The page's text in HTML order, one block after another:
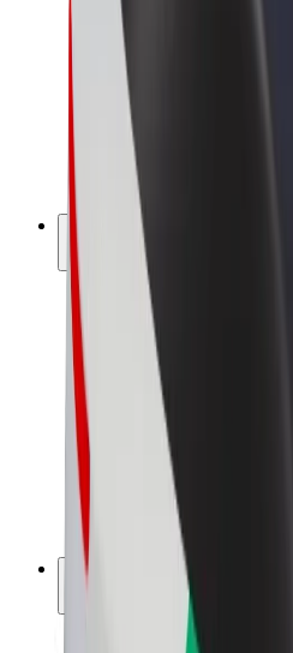
Bolt Food
Bolt Drive
Bolt for Business
El-sykler
Bolt Pluss
Tjen med Bolt
Sjåfører
Sjåførinntekter
Leveringsbud
Inntekter for leveringsbud
Bolt Food-partnere
Franchiser
Bedrift